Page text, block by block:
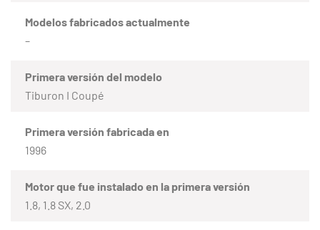
Modelos fabricados actualmente
–
Primera versión del modelo
Tiburon I Coupé
Primera versión fabricada en
1996
Motor que fue instalado en la primera versión
1.8, 1.8 SX, 2.0